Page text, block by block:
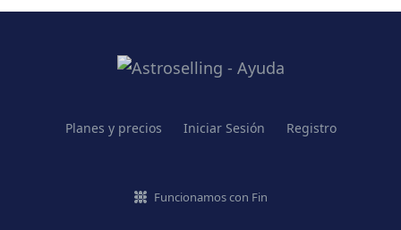
Planes y precios Iniciar Sesión Registro
Funcionamos con Fin